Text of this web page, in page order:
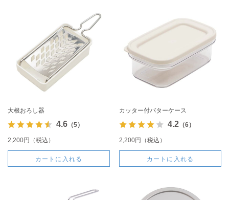
大根おろし器
4.6（5）
2,200円（税込）
カートに入れる
カッター付バターケース
4.2（6）
2,200円（税込）
カートに入れる